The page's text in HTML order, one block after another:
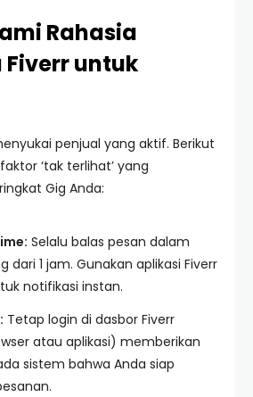
Rahasia
untuk
penjual yang aktif. Berikut
‘tak terlihat’ yang
Gig Anda:
Selalu balas pesan dalam
dari 1 jam. Gunakan aplikasi Fiverr
notifikasi instan.
Tetap login di dasbor Fiverr
atau aplikasi) memberikan
sistem bahwa Anda siap